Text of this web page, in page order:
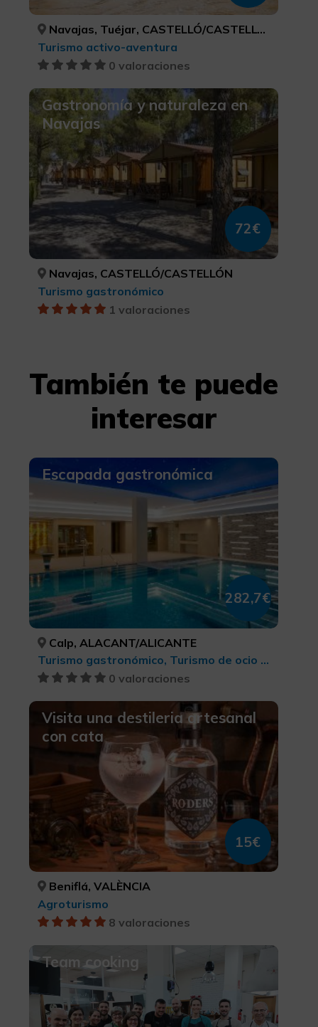
Navajas, Tuéjar, CASTELLÓ/CASTELLÓN, VALÈNCIA
Turismo activo-aventura
0 valoraciones
Gastronomía y naturaleza en
Navajas
72€
Navajas, CASTELLÓ/CASTELLÓN
Turismo gastronómico
1 valoraciones
También te puede
interesar
Escapada gastronómica
282,7€
Calp, ALACANT/ALICANTE
Turismo gastronómico, Turismo de ocio y diversión, Belleza y salud
0 valoraciones
Visita una destileria artesanal
con cata
15€
Beniflá, VALÈNCIA
Agroturismo
8 valoraciones
Team cooking